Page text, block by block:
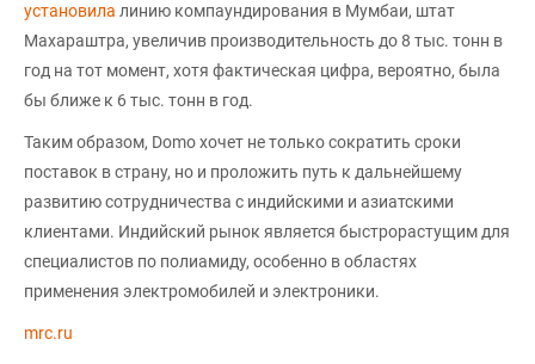
установила линию компаундирования в Мумбаи, штат
Махараштра, увеличив производительность до 8 тыс. тонн в
год на тот момент, хотя фактическая цифра, вероятно, была
бы ближе к 6 тыс. тонн в год.
Таким образом, Domo хочет не только сократить сроки
поставок в страну, но и проложить путь к дальнейшему
развитию сотрудничества с индийскими и азиатскими
клиентами. Индийский рынок является быстрорастущим для
специалистов по полиамиду, особенно в областях
применения электромобилей и электроники.
mrc.ru